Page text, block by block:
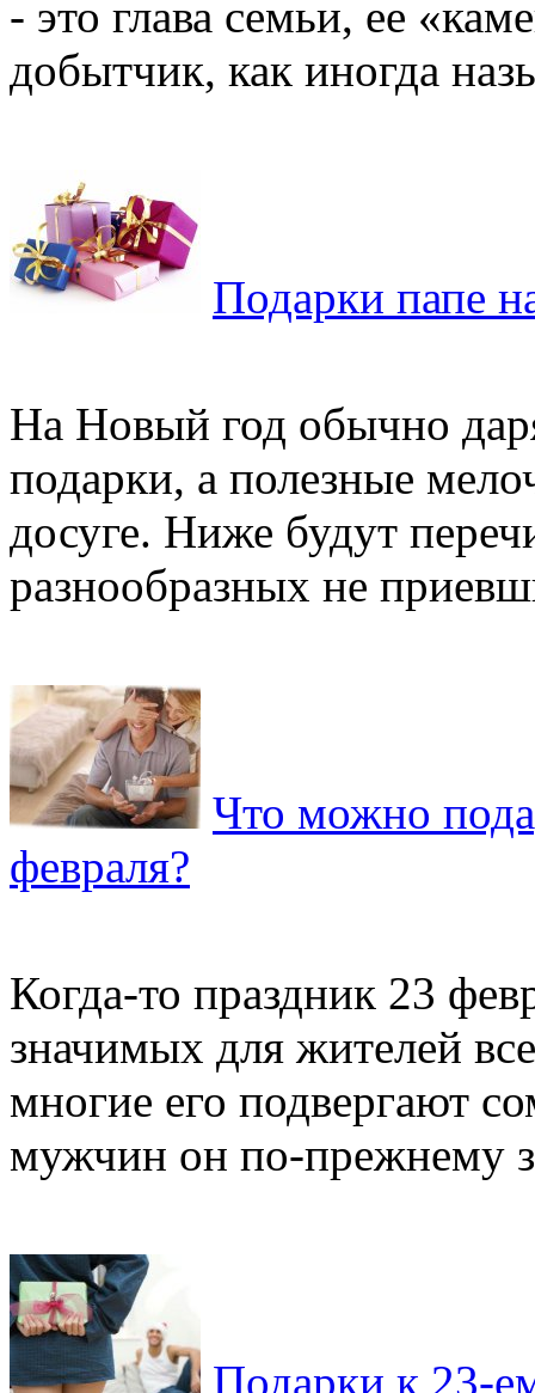
- это глава семьи, ее
добытчик, как иногда
Подарки папе
На Новый год обычно
подарки, а полезные
досуге. Ниже будут
разнообразных не
Что можно
февраля?
Когда-то праздник 23
значимых для жителей
многие его подвергают
мужчин он по-прежнему
Подарки к 23-